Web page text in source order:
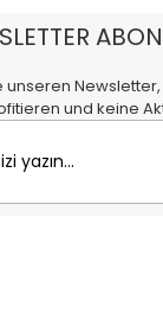
unseren
und keine